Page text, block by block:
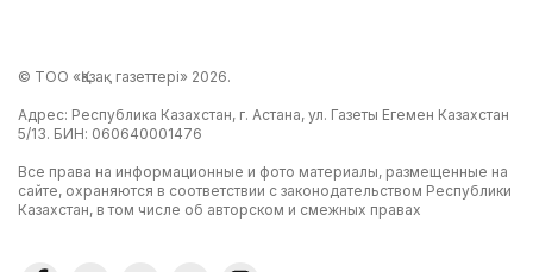
© ТОО «Қазақ газеттері» 2026.
Адрес: Республика Казахстан, г. Астана, ул. Газеты Егемен Казахстан
5/13. БИН: 060640001476
Все права на информационные и фото материалы, размещенные на
сайте, охраняются в соответствии с законодательством Республики
Казахстан, в том числе об авторском и смежных правах